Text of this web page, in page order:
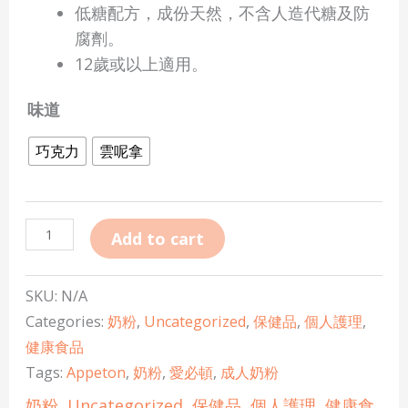
低糖配方，成份天然，不含人造代糖及防
腐劑。
12歲或以上適用。
味道
巧克力 雲呢拿
Add to cart
SKU: N/A
Categories: 奶粉, Uncategorized, 保健品, 個人護理,
健康食品
Tags: Appeton, 奶粉, 愛必頓, 成人奶粉